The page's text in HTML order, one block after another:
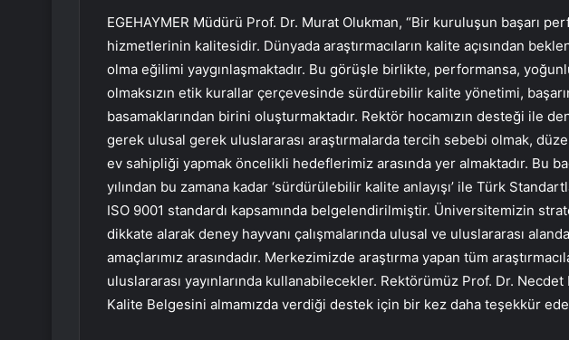
EGEHAYMER Müdürü Prof. Dr. Murat Olukman, “Bir kuruluşun başarı
hizmetlerinin kalitesidir. Dünyada araştırmacıların kalite açısından
olma eğilimi yaygınlaşmaktadır. Bu görüşle birlikte, performansa,
olmaksızın etik kurallar çerçevesinde sürdürebilir kalite yönetimi,
basamaklarından birini oluşturmaktadır. Rektör hocamızın desteği ile
gerek ulusal gerek uluslararası araştırmalarda tercih sebebi olmak,
ev sahipliği yapmak öncelikli hedeflerimiz arasında yer almaktadır. Bu
yılından bu zamana kadar ‘sürdürülebilir kalite anlayışı’ ile Türk
ISO 9001 standardı kapsamında belgelendirilmiştir. Üniversitemizin
dikkate alarak deney hayvanı çalışmalarında ulusal ve uluslararası
amaçlarımız arasındadır. Merkezimizde araştırma yapan tüm
uluslararası yayınlarında kullanabilecekler. Rektörümüz Prof. Dr. Necdet
Kalite Belgesini almamızda verdiği destek için bir kez daha teşekkür